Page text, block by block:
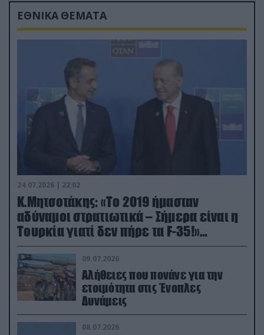
ΕΘΝΙΚΑ ΘΕΜΑΤΑ
24.07.2026 | 22:02
Κ.Μητσοτάκης: «Το 2019 ήμασταν
αδύναμοι στρατιωτικά – Σήμερα είναι η
Τουρκία γιατί δεν πήρε τα F-35!»
(βίντεο)
09.07.2026
Αλήθειες που πονάνε για την
ετοιμότητα στις Ένοπλες
Δυνάμεις
08.07.2026